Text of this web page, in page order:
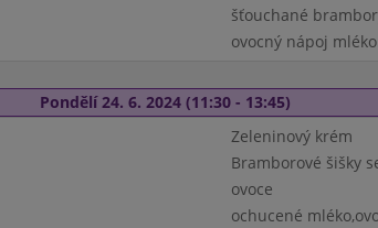
šťouchané
ovocný nápoj mléko
Pondělí 24. 6. 2024 (11:30 - 13:45)
Zeleninový krém
Bramborové šišky
ovoce
ochucené